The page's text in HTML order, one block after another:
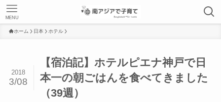
MENU
ホーム 日本 ホテル
【宿泊記】ホテルピエナ神戸で日
本一の朝ごはんを食べてきました
（39週）
2018
3/08